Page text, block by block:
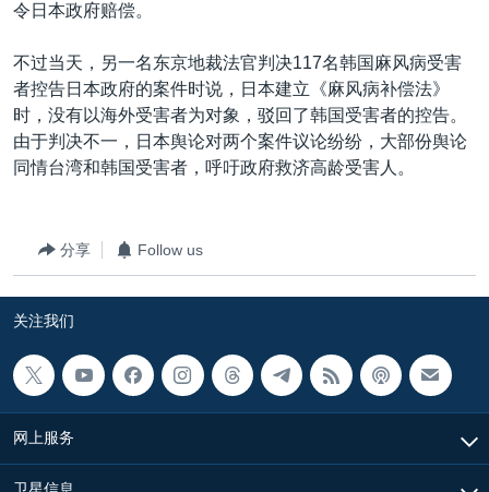
令日本政府赔偿。
不过当天，另一名东京地裁法官判决117名韩国麻风病受害
者控告日本政府的案件时说，日本建立《麻风病补偿法》
时，没有以海外受害者为对象，驳回了韩国受害者的控告。
由于判决不一，日本舆论对两个案件议论纷纷，大部份舆论
同情台湾和韩国受害者，呼吁政府救济高龄受害人。
分享 Follow us
关注我们
网上服务